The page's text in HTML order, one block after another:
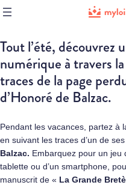
Tout l’été, découvrez
numérique à travers
traces de la page
d’Honoré de Balzac.
Pendant les vacances, partez à
en suivant les traces d’un de
Balzac. Embarquez pour un jeu
tablette ou d’un smartphone,
manuscrit de « La Grande